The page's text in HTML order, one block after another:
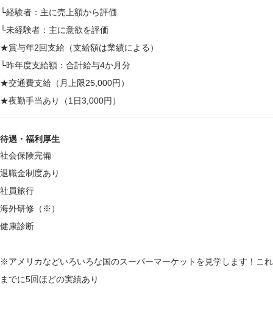
└経験者：主に売上額から評価
└未経験者：主に意欲を評価
★賞与年2回支給（支給額は業績による）
└昨年度支給額：合計給与4か月分
★交通費支給（月上限25,000円）
★夜勤手当あり（1日3,000円）
待遇・福利厚生
社会保険完備
退職金制度あり
社員旅行
海外研修（※）
健康診断
※アメリカなどいろいろな国のスーパーマーケットを見学します！これ
までに5回ほどの実績あり